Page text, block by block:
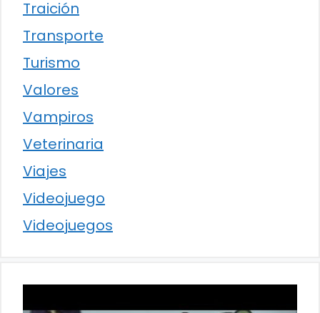
Traición
Transporte
Turismo
Valores
Vampiros
Veterinaria
Viajes
Videojuego
Videojuegos